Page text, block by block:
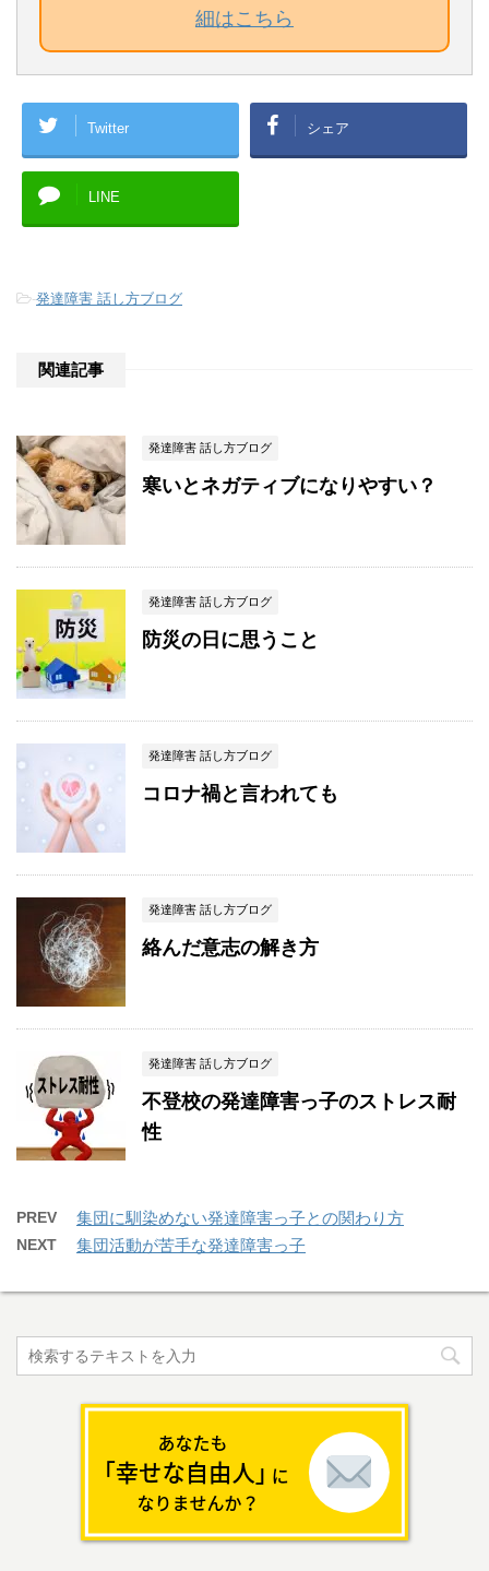
細はこちら
Twitter シェア
LINE
-発達障害 話し方ブログ
関連記事
発達障害 話し方ブログ
寒いとネガティブになりやすい？
発達障害 話し方ブログ
防災の日に思うこと
発達障害 話し方ブログ
コロナ禍と言われても
発達障害 話し方ブログ
絡んだ意志の解き方
発達障害 話し方ブログ
不登校の発達障害っ子のストレス耐
性
PREV 集団に馴染めない発達障害っ子との関わり方
NEXT 集団活動が苦手な発達障害っ子